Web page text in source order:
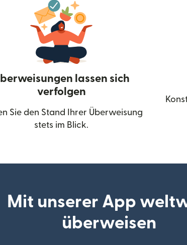
lassen sich
verfolgen
Sie den Stand Ihrer Überweisung
stets im Blick.
Mit unserer App
überweisen